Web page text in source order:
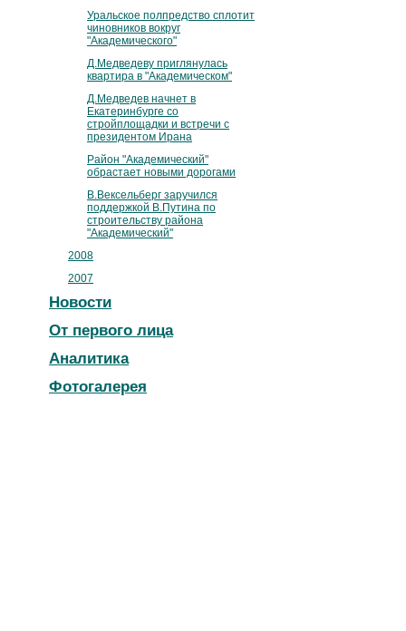
Уральское полпредство сплотит
чиновников вокруг
"Академического"
Д.Медведеву приглянулась
квартира в "Академическом"
Д.Медведев начнет в
Екатеринбурге со
стройплощадки и встречи с
президентом Ирана
Район "Академический"
обрастает новыми дорогами
В.Вексельберг заручился
поддержкой В.Путина по
строительству района
"Академический"
2008
2007
Новости
От первого лица
Аналитика
Фотогалерея